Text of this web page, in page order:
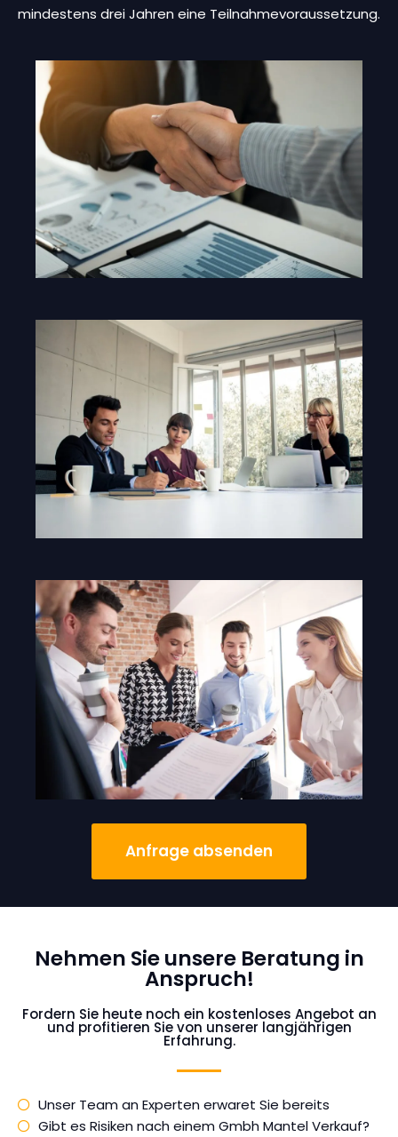
mindestens drei Jahren eine Teilnahmevoraussetzung.
Anfrage absenden
Nehmen Sie unsere Beratung in
Anspruch!
Fordern Sie heute noch ein kostenloses Angebot an
und profitieren Sie von unserer langjährigen
Erfahrung.
Unser Team an Experten erwaret Sie bereits
Gibt es Risiken nach einem Gmbh Mantel Verkauf?